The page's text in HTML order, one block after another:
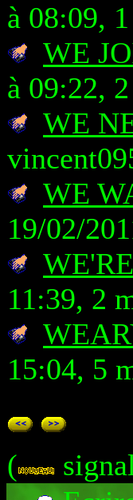
à 08:09,
WE
à 09:22,
WE
WE
19/02/
11:39, 2
15:04, 5
(